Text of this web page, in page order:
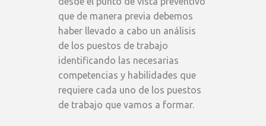
que de manera previa debemos
haber llevado a cabo un análisis
de los puestos de trabajo
identificando las necesarias
competencias y habilidades que
requiere cada uno de los puestos
de trabajo que vamos a formar.